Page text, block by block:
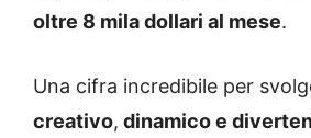
oltre 8 mila dollari al mese.
Una cifra incredibile per
creativo, dinamico e